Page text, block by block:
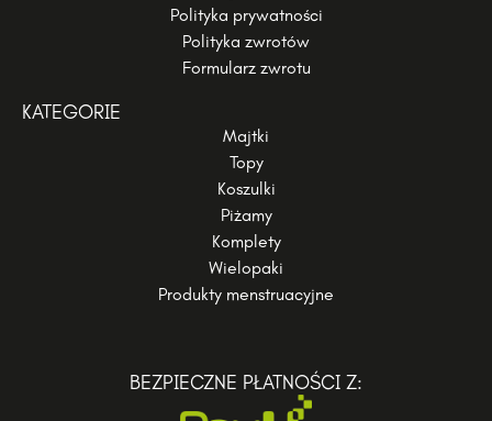
Polityka prywatności
Polityka zwrotów
Formularz zwrotu
KATEGORIE
Majtki
Topy
Koszulki
Piżamy
Komplety
Wielopaki
Produkty menstruacyjne
BEZPIECZNE PŁATNOŚCI Z: